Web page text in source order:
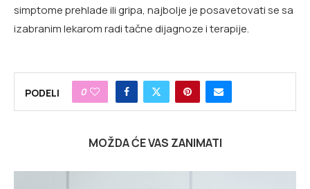
simptome prehlade ili gripa, najbolje je posavetovati se sa
izabranim lekarom radi tačne dijagnoze i terapije.
PODELI 0
MOŽDA ĆE VAS ZANIMATI